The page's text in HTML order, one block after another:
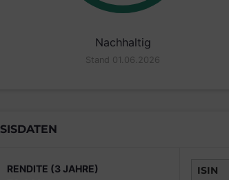
Nachhaltig
Stand 01.06.2026
RENDITE (3 JAHRE) ISIN